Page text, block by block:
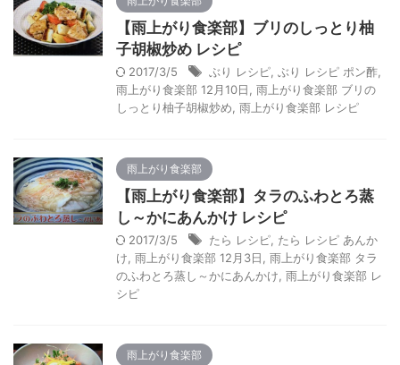
【雨上がり食楽部】ブリのしっとり柚
子胡椒炒め レシピ
2017/3/5 ぶり レシピ ぶり レシピ ポン酢
雨上がり食楽部 12月10日
雨上がり食楽部 ブリの
しっとり柚子胡椒炒め 雨上がり食楽部 レシピ
雨上がり食楽部
【雨上がり食楽部】タラのふわとろ蒸
し～かにあんかけ レシピ
2017/3/5 たら レシピ たら レシピ あんか
け 雨上がり食楽部 12月3日
雨上がり食楽部 タラ
のふわとろ蒸し～かにあんかけ 雨上がり食楽部 レ
シピ
雨上がり食楽部